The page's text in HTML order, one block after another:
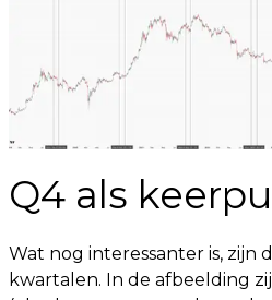
Q4 als
Wat nog interessanter is, zijn
kwartalen. In de afbeelding